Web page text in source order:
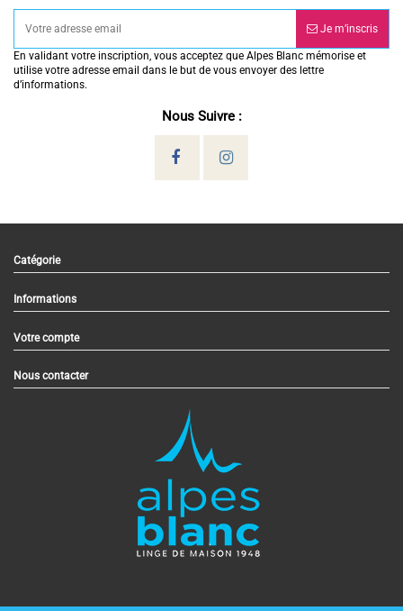
Je m’inscris
En validant votre inscription, vous acceptez que Alpes Blanc mémorise et
utilise votre adresse email dans le but de vous envoyer des lettre
d’informations.
Nous Suivre :
Catégorie
Informations
Votre compte
Nous contacter